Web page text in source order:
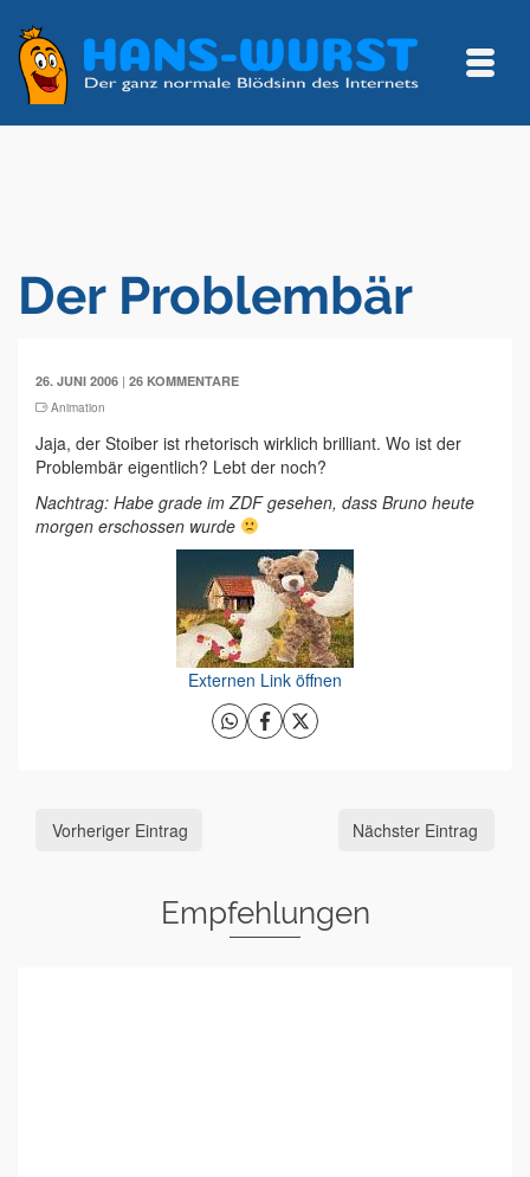
Der Problembär
26. JUNI 2006 | 26 KOMMENTARE
Animation
Jaja, der Stoiber ist rhetorisch wirklich brilliant. Wo ist der
Problembär eigentlich? Lebt der noch?
Nachtrag: Habe grade im ZDF gesehen, dass Bruno heute
morgen erschossen wurde
Externen Link öffnen
Vorheriger Eintrag Nächster Eintrag
Empfehlungen